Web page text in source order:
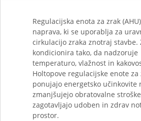
Regulacijska enota za zrak
naprava, ki se uporablja za
cirkulacijo zraka znotraj stavbe.
kondicionira tako, da nadzoruje
temperaturo, vlažnost in
Holtopove regulacijske enote za
ponujajo energetsko učinkovite
zmanjšujejo obratovalne
zagotavljajo udoben in zdrav
prostor.